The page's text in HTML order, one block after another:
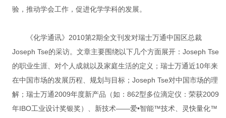
验，推动学会工作，促进化学学科的发展。
《化学通讯》2010第2期全文刊发对瑞士万通中国区总裁
Joseph Tse的采访。文章主要围绕以下几个方面展开：Joseph Tse
的职业生涯、对个人成就以及家庭生活的定义；瑞士万通近10年来
在中国市场的发展历程、规划与目标；Joseph Tse对中国市场的理
解；瑞士万通2009年度新产品（如：862型多位滴定仪：荣获2009
年IBO工业设计奖银奖）、新技术——爱•智能™技术、灵快量化™